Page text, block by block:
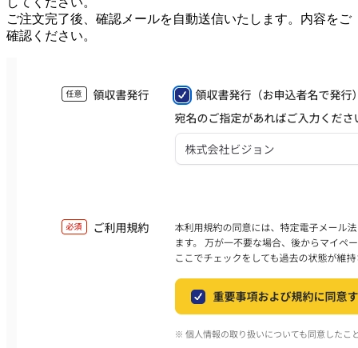
ご注文完了後、確認メールを自動送信いたします。内容をご
確認ください。